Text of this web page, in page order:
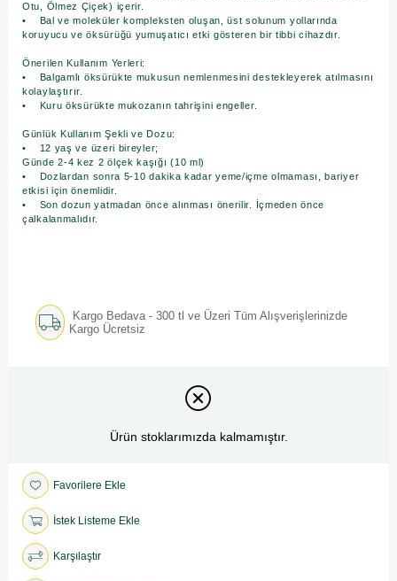
Otu, Ölmez Çiçek) içerir.
• Bal ve moleküler kompleksten oluşan, üst solunum yollarında
koruyucu ve öksürüğü yumuşatıcı etki gösteren bir tibbi cihazdır.
Önerilen Kullanım Yerleri:
• Balgamlı öksürükte mukusun nemlenmesini destekleyerek atılmasını
kolaylaştırır.
• Kuru öksürükte mukozanın tahrişini engeller.
Günlük Kullanım Şekli ve Dozu:
• 12 yaş ve üzeri bireyler;
Günde 2-4 kez 2 ölçek kaşığı (10 ml)
• Dozlardan sonra 5-10 dakika kadar yeme/içme olmaması, bariyer
etkisi için önemlidir.
• Son dozun yatmadan önce alınması önerilir. İçmeden önce
çalkalanmalıdır.
Kargo Bedava - 300 tl ve Üzeri Tüm Alışverişlerinizde
Kargo Ücretsiz
Ürün stoklarımızda kalmamıştır.
Favorilere Ekle
İstek Listeme Ekle
Karşılaştır